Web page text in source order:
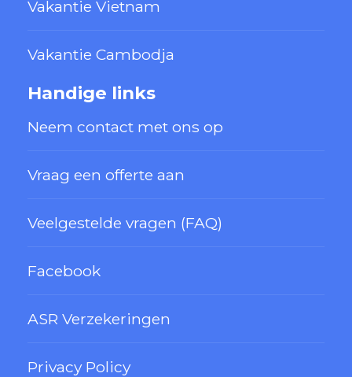
Vakantie Vietnam
Vakantie Cambodja
Handige links
Neem contact met ons op
Vraag een offerte aan
Veelgestelde vragen (FAQ)
Facebook
ASR Verzekeringen
Privacy Policy